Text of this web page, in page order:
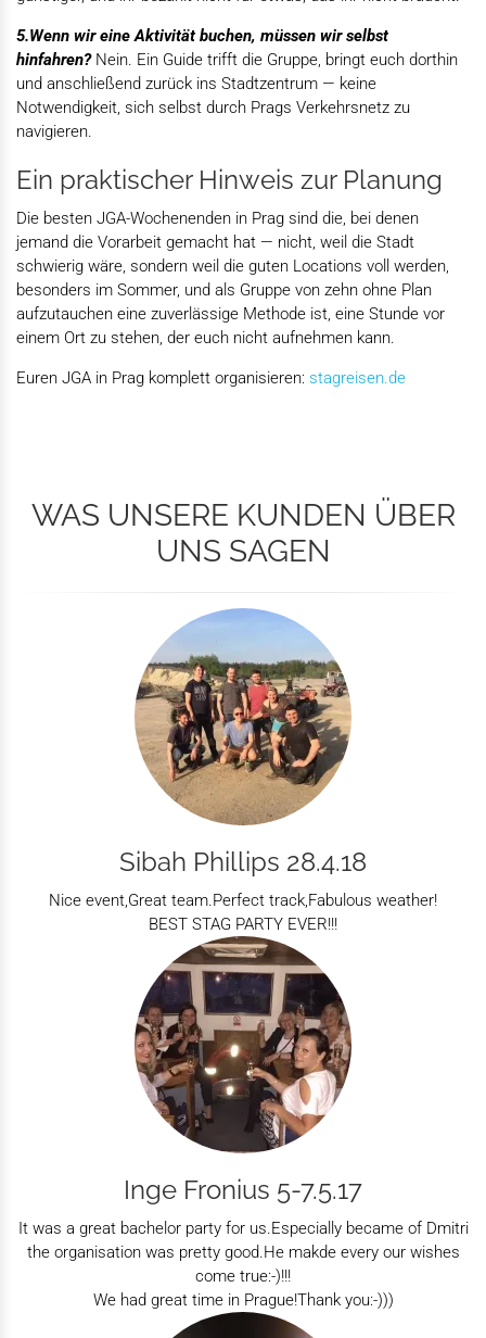
5.Wenn wir eine Aktivität buchen, müssen wir selbst
hinfahren?Nein. Ein Guide trifft die Gruppe, bringt euch dorthin
und anschließend zurück ins Stadtzentrum — keine
Notwendigkeit, sich selbst durch Prags Verkehrsnetz zu
navigieren.
Ein praktischer Hinweis zur Planung
Die besten JGA-Wochenenden in Prag sind die, bei denen
jemand die Vorarbeit gemacht hat — nicht, weil die Stadt
schwierig wäre, sondern weil die guten Locations voll werden,
besonders im Sommer, und als Gruppe von zehn ohne Plan
aufzutauchen eine zuverlässige Methode ist, eine Stunde vor
einem Ort zu stehen, der euch nicht aufnehmen kann.
Euren JGA in Prag komplett organisieren: stagreisen.de
WAS UNSERE KUNDEN ÜBER
UNS SAGEN
Sibah Phillips 28.4.18
Nice event,Great team.Perfect track,Fabulous weather!
BEST STAG PARTY EVER!!!
Inge Fronius 5-7.5.17
It was a great bachelor party for us.Especially became of Dmitri
the organisation was pretty good.He makde every our wishes
come true:-)!!!
We had great time in Prague!Thank you:-)))